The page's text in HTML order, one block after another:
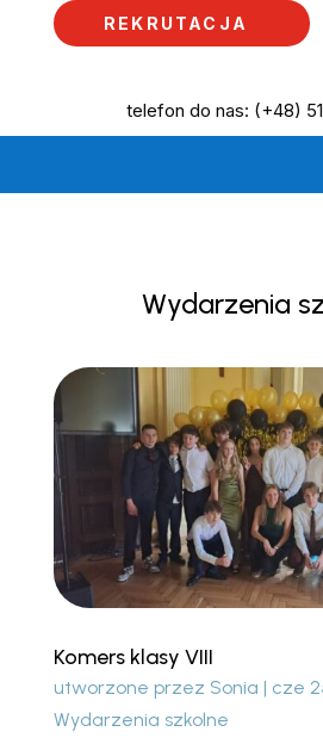
REKRUTACJA
telefon do nas: (+48)
Wydarzenia
Komers klasy VIII
utworzone przez Sonia | cze
Wydarzenia szkolne